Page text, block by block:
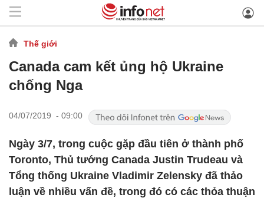
Thế giới
Canada cam kết ủng hộ Ukraine
chống Nga
04/07/2019 - 09:00
Ngày 3/7, trong cuộc gặp đầu tiên ở thành phố
Toronto, Thủ tướng Canada Justin Trudeau và
Tổng thống Ukraine Vladimir Zelensky đã thảo
luận về nhiều vấn đề, trong đó có các thỏa thuận